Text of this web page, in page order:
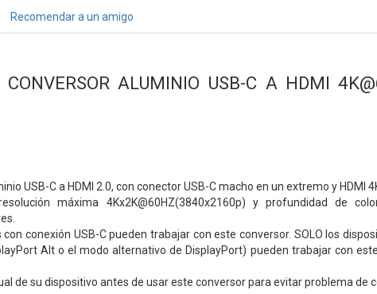
Recomendar a un amigo
ALUMINIO USB-C A HDMI
USB-C a HDMI 2.0, con conector USB-C macho en un extremo y HDMI
máxima 4Kx2K@60HZ(3840x2160p) y profundidad de
conexión USB-C pueden trabajar con este conversor. SOLO los
Alt o el modo alternativo de DisplayPort) pueden trabajar con
de su dispositivo antes de usar este conversor para evitar problema de